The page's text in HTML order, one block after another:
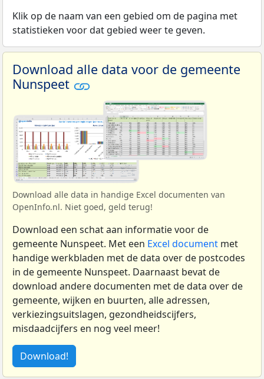
Klik op de naam van een gebied om de pagina met
statistieken voor dat gebied weer te geven.
Download alle data voor de gemeente
Nunspeet
Download alle data in handige Excel documenten van
OpenInfo.nl. Niet goed, geld terug!
Download een schat aan informatie voor de
gemeente Nunspeet. Met een Excel document met
handige werkbladen met de data over de postcodes
in de gemeente Nunspeet. Daarnaast bevat de
download andere documenten met de data over de
gemeente, wijken en buurten, alle adressen,
verkiezingsuitslagen, gezondheidscijfers,
misdaadcijfers en nog veel meer!
Download!